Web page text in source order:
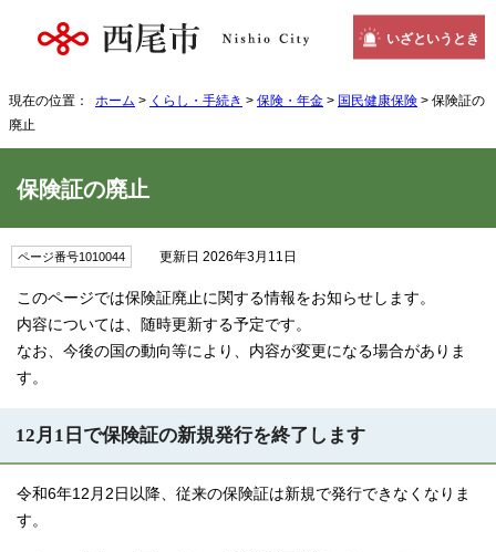
いざというとき
現在の位置： ホーム > くらし・手続き > 保険・年金 > 国民健康保険 > 保険証の
廃止
保険証の廃止
ページ番号1010044 更新日 2026年3月11日
このページでは保険証廃止に関する情報をお知らせします。
内容については、随時更新する予定です。
なお、今後の国の動向等により、内容が変更になる場合がありま
す。
12月1日で保険証の新規発行を終了します
令和6年12月2日以降、従来の保険証は新規で発行できなくなりま
す。